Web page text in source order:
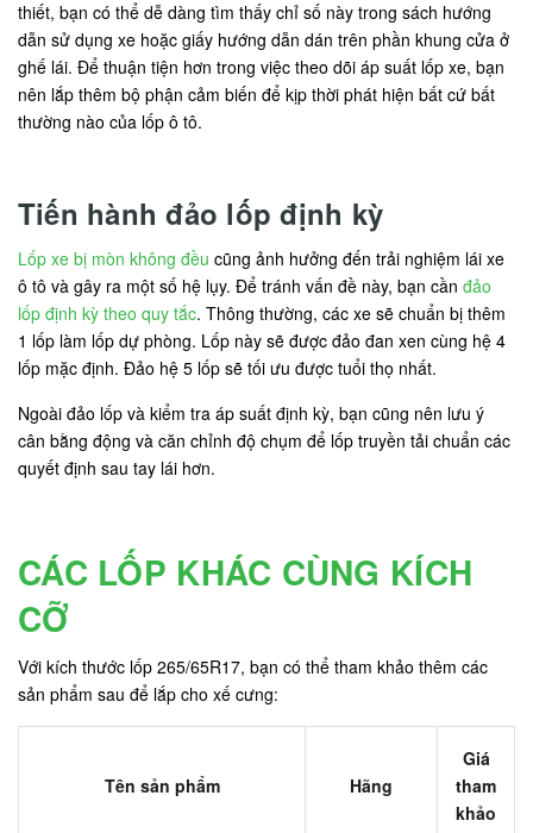
thiết, bạn có thể dễ dàng tìm thấy chỉ số này trong sách hướng
dẫn sử dụng xe hoặc giấy hướng dẫn dán trên phần khung cửa ở
ghế lái. Để thuận tiện hơn trong việc theo dõi áp suất lốp xe, bạn
nên lắp thêm bộ phận cảm biến để kịp thời phát hiện bất cứ bất
thường nào của lốp ô tô.
Tiến hành đảo lốp định kỳ
Lốp xe bị mòn không đều cũng ảnh hưởng đến trải nghiệm lái xe
ô tô và gây ra một số hệ lụy. Để tránh vấn đề này, bạn cần đảo
lốp định kỳ theo quy tắc. Thông thường, các xe sẽ chuẩn bị thêm
1 lốp làm lốp dự phòng. Lốp này sẽ được đảo đan xen cùng hệ 4
lốp mặc định. Đảo hệ 5 lốp sẽ tối ưu được tuổi thọ nhất.
Ngoài đảo lốp và kiểm tra áp suất định kỳ, bạn cũng nên lưu ý
cân bằng động và căn chỉnh độ chụm để lốp truyền tải chuẩn các
quyết định sau tay lái hơn.
CÁC LỐP KHÁC CÙNG KÍCH
CỠ
Với kích thước lốp 265/65R17, bạn có thể tham khảo thêm các
sản phẩm sau để lắp cho xế cưng:
Tên sản phẩm Hãng
Giá
tham
khảo